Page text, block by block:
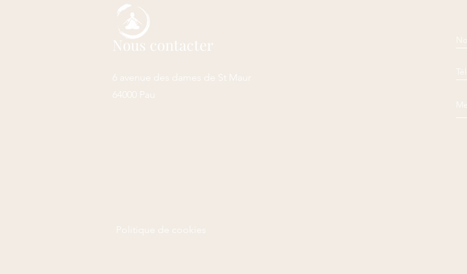
Nous contacter
6 avenue des dames de St Maur
64000 Pau
Politique de cookies